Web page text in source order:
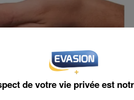
de votre vie privée est